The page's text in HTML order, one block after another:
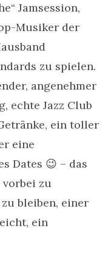
Jamsession,
Musiker der
zu spielen.
angenehmer
echte Jazz Club
ein toller
eine
Dates 😉 – das
zu
bleiben, einer
ein